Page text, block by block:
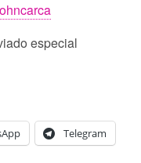
especial
Telegram